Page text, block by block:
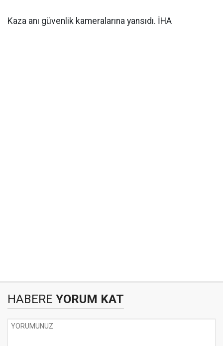
Kaza anı güvenlik kameralarına yansıdı. İHA
HABERE YORUM KAT